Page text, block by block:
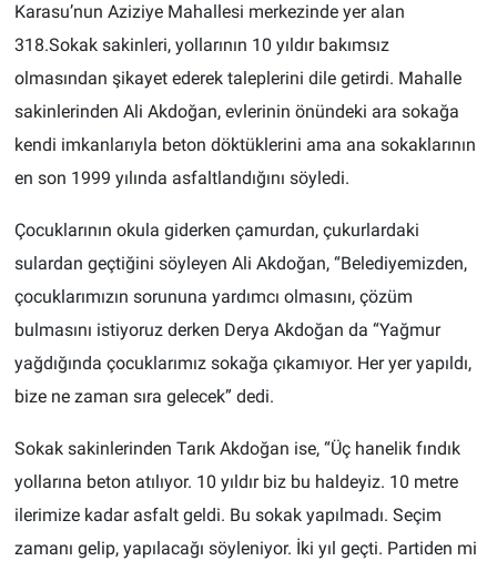
Karasu’nun Aziziye Mahallesi merkezinde yer alan
318.Sokak sakinleri, yollarının 10 yıldır bakımsız
olmasından şikayet ederek taleplerini dile getirdi. Mahalle
sakinlerinden Ali Akdoğan, evlerinin önündeki ara sokağa
kendi imkanlarıyla beton döktüklerini ama ana sokaklarının
en son 1999 yılında asfaltlandığını söyledi.
Çocuklarının okula giderken çamurdan, çukurlardaki
sulardan geçtiğini söyleyen Ali Akdoğan, “Belediyemizden,
çocuklarımızın sorununa yardımcı olmasını, çözüm
bulmasını istiyoruz derken Derya Akdoğan da “Yağmur
yağdığında çocuklarımız sokağa çıkamıyor. Her yer yapıldı,
bize ne zaman sıra gelecek” dedi.
Sokak sakinlerinden Tarık Akdoğan ise, “Üç hanelik fındık
yollarına beton atılıyor. 10 yıldır biz bu haldeyiz. 10 metre
ilerimize kadar asfalt geldi. Bu sokak yapılmadı. Seçim
zamanı gelip, yapılacağı söyleniyor. İki yıl geçti. Partiden mi